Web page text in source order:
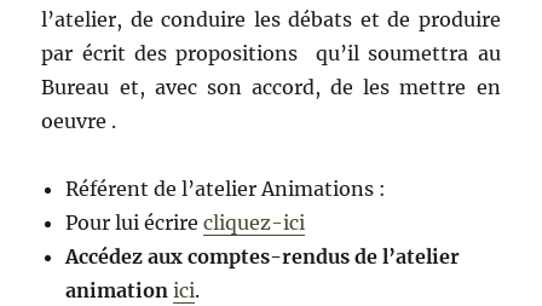
l’atelier, de conduire les débats et de produire
par écrit des propositions qu’il soumettra au
Bureau et, avec son accord, de les mettre en
oeuvre .
Référent de l’atelier Animations :
Pour lui écrirecliquez-ici
Accédez aux comptes-rendus de l’atelier
animation ici.